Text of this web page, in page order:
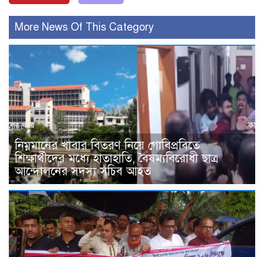
More News Of This Category
নিম্নমানের খাবার বিতরণ নিয়ে গোবিপ্রবিতে
শিক্ষার্থীদের মধ্যে হাতাহাতি, বৈষম্যবিরোধী ছাত্র
আন্দোলনের সদস্য সচিব আহত